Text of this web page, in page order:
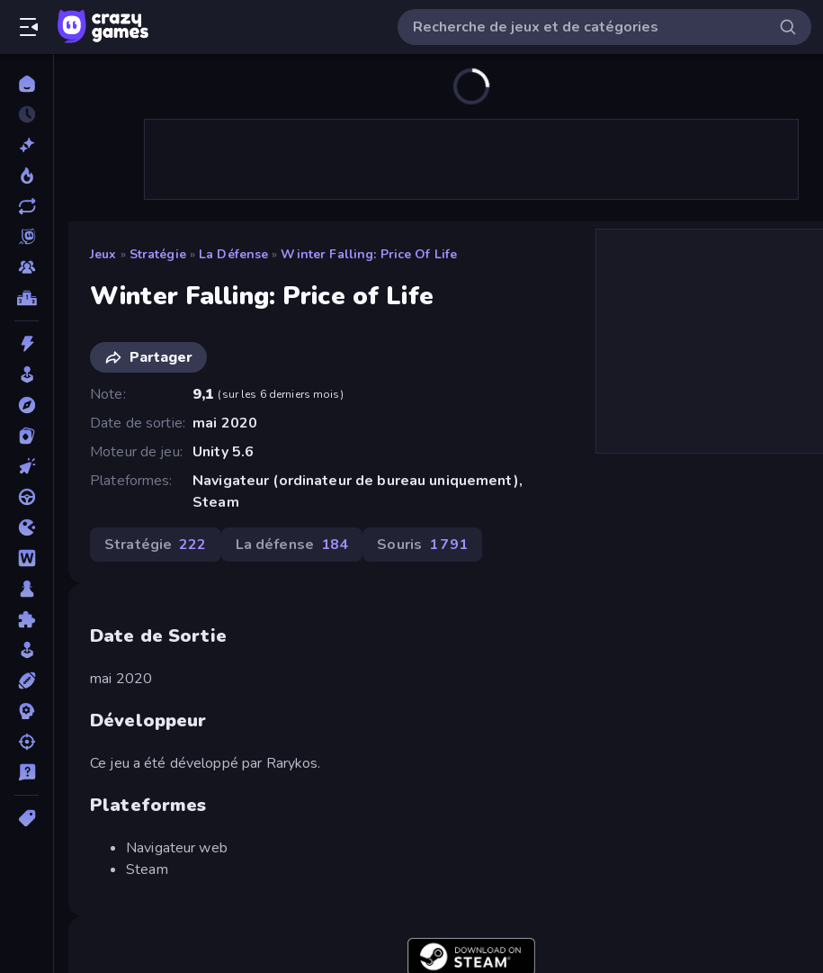
Jeux » Stratégie » La Défense » Winter Falling: Price Of Life
Winter Falling: Price of Life
Partager
Note
9,1 (sur les 6 derniers mois)
Date de sortie mai 2020
Moteur de jeu
Unity 5.6
Plateformes
Navigateur (ordinateur de bureau uniquement),
Steam
Stratégie 222 La défense 184 Souris 1 791
Date de Sortie
mai 2020
Développeur
Ce jeu a été développé par Rarykos.
Plateformes
Navigateur web
Steam